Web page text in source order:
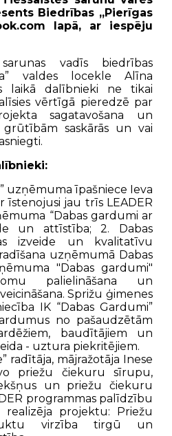
Biedrības „Pierīgas
lapā, ar iespēju
vadīs biedrības
valdes locekle Alīna
laikā dalībnieki ne tikai
vērtīgā pieredzē par
sagatavošana un
grūtībām saskārās un vai
uzņēmuma īpašniece Ieva
īstenojusi jau trīs LEADER
“Dabas gardumi ar
un attīstība; 2. Dabas
izveide un kvalitatīvu
uzņēmumā Dabas
"Dabas gardumi"
palielināšana un
Sprižu ģimenes
IK “Dabas Gardumi”
no pašaudzētām
baudītājiem un
- uztura piekritējiem.
radītāja, mājražotāja Inese
priežu čiekuru sīrupu,
un priežu čiekuru
programmas palīdzību
realizēja projektu: Priežu
virzība tirgū un